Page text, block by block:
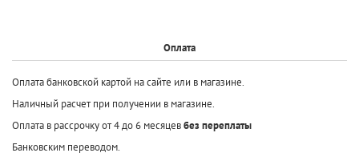
Оплата
Оплата банковской картой на сайте или в магазине.
Наличный расчет при получении в магазине.
Оплата в рассрочку от 4 до 6 месяцевбез переплаты
Банковским переводом.